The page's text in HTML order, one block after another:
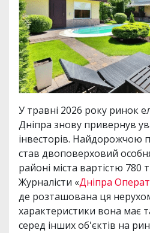
У травні 2026 року ринок
Дніпра знову привернув
інвесторів. Найдорожчою
став двоповерховий
районі міста вартістю 780
Журналісти «Дніпра
де розташована ця
характеристики вона має
серед інших об'єктів на